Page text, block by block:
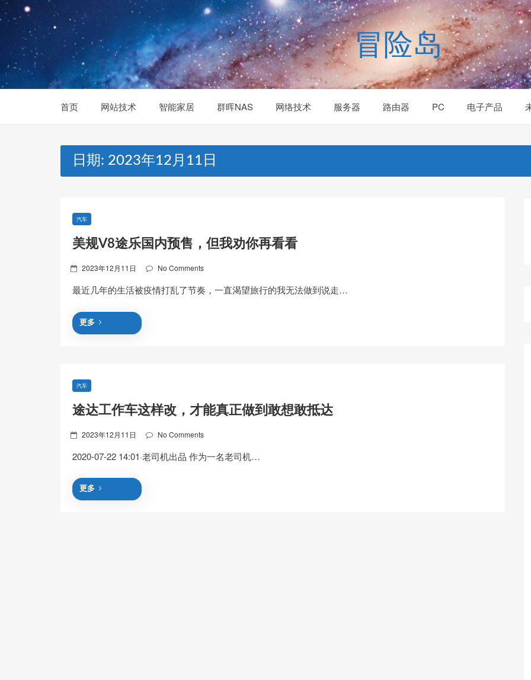
Skip
to
content
冒险岛
首页 网站技术 智能家居 群晖NAS 网络技术 服务器 路由器 PC 电子产品
日期: 2023年12月11日
汽车
美规V8途乐国内预售，但我劝你再看看
Posted
2023年12月11日 No Comments
最近几年的生活被疫情打乱了节奏，一直渴望旅行的我无法做到说走…
更多
汽车
途达工作车这样改，才能真正做到敢想敢抵达
Posted
2023年12月11日 No Comments
2020-07-22 14:01·老司机出品 作为一名老司机…
更多